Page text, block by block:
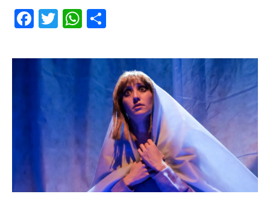
Facebook
TwitterWhatsApp